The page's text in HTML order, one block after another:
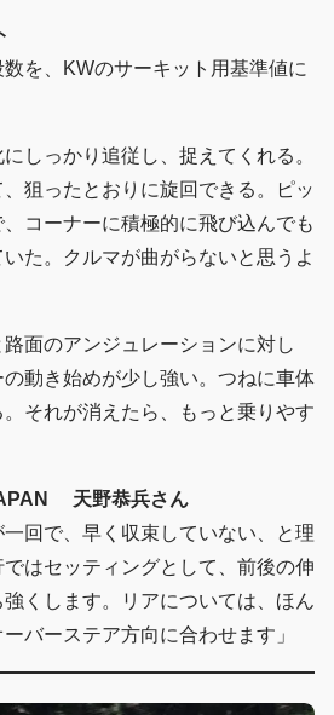
を、KWのサーキット用基準値に
しっかり追従し、捉えてくれる。
狙ったとおりに旋回できる。ピッ
コーナーに積極的に飛び込んでも
た。クルマが曲がらないと思うよ
面のアンジュレーションに対し
動き始めが少し強い。つねに車体
それが消えたら、もっと乗りやす
天野恭兵さん
一回で、早く収束していない、と理
はセッティングとして、前後の伸
くします。リアについては、ほん
バーステア方向に合わせます」